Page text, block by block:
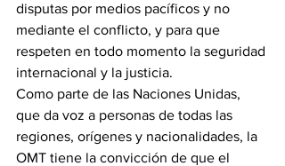
disputas por medios pacíficos y no
mediante el conflicto, y para que
respeten en todo momento la seguridad
internacional y la justicia.
Como parte de las Naciones Unidas,
que da voz a personas de todas las
regiones, orígenes y nacionalidades, la
OMT tiene la convicción de que el